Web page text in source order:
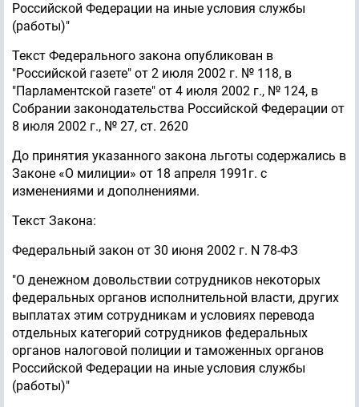
Российской Федерации на иные условия службы
(работы)"
Текст Федерального закона опубликован в
"Российской газете" от 2 июля 2002 г. № 118, в
"Парламентской газете" от 4 июля 2002 г., № 124, в
Собрании законодательства Российской Федерации от
8 июля 2002 г., № 27, ст. 2620
До принятия указанного закона льготы содержались в
Законе «О милиции» от 18 апреля 1991г. с
изменениями и дополнениями.
Текст Закона:
Федеральный закон от 30 июня 2002 г. N 78-ФЗ
"О денежном довольствии сотрудников некоторых
федеральных органов исполнительной власти, других
выплатах этим сотрудникам и условиях перевода
отдельных категорий сотрудников федеральных
органов налоговой полиции и таможенных органов
Российской Федерации на иные условия службы
(работы)"